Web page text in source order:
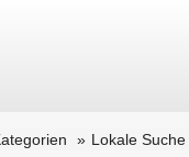
Lokale Suche